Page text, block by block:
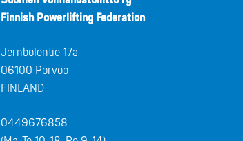
Finnish Powerlifting Federation
Jernbölentie 17a
06100 Porvoo
FINLAND
0449676858